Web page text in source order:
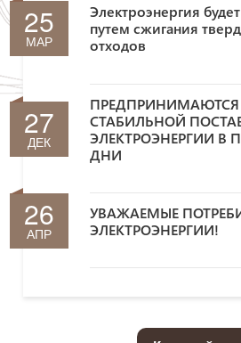
25
МАР
Электроэнергия
путем сжигания
отходов
27
ДЕК
СТАБИЛЬНОЙ
ЭЛЕКТРОЭНЕРГИИ В
ДНИ
26
АПР
УВАЖАЕМЫЕ
ЭЛЕКТРОЭНЕРГИИ!